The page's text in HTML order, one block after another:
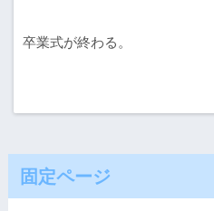
卒業式が終わる。
固定ページ